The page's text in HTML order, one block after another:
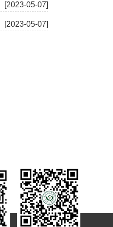
[2023-05-07]
[2023-05-07]